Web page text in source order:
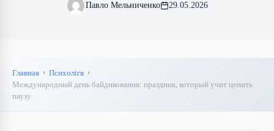
Павло Мельниченко 29.05.2026
Главная
Психолігя
Международный день байдикования: праздник, который учит ценить
паузу